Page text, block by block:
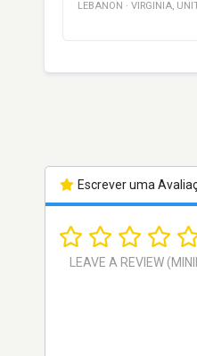
LEBANON · VIRGINIA,
Escrever uma